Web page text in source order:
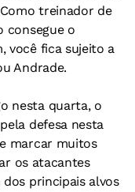
treinador de
consegue o
você fica sujeito a
Andrade.
nesta quarta, o
defesa nesta
marcar muitos
os atacantes
principais alvos